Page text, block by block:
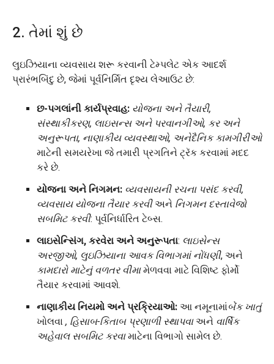
2. તેમાં શું છે
લુઇઝિયાના વ્યવસાય શરૂ કરવાની ટેમ્પલેટ એક આદર્શ
પ્રારંભબિંદુ છે, જેમાં પૂર્વનિર્મિત દૃશ્ય લેઆઉટ છે:
છ-પગલાંની કાર્યપ્રવાહ: યોજના અને તૈયારી,
સંસ્થાકીકરણ, લાઇસન્સ અને પરવાનગીઓ, કર અને
અનુરૂપતા, નાણાકીય વ્યવસ્થાઓ, અનેદૈનિક કામગીરીઓ
માટેની સમયરેખા જે તમારી પ્રગતિને ટ્રૅક કરવામાં મદદ
કરે છે.
યોજના અને નિગમન: વ્યવસાયની રચના પસંદ કરવી,
વ્યવસાય યોજના તૈયાર કરવીઅને નિગમન દસ્તાવેજો
સબમિટ કરવી: પૂર્વનિર્ધારિત ટેબ્સ.
લાઇસેન્સિંગ, કરવેરા અને અનુરૂપતા: લાઇસેન્સ
અરજીઓ, લુઇઝિયાના આવક વિભાગમાં નોંધણી, અને
કામદારો માટેનું વળતર વીમામેળવવા માટે વિશિષ્ટ ફોર્મો
તૈયાર કરવામાં આવશે.
નાણાકીય નિયમો અને પ્રક્રિયાઓ: આ નમૂનામાંબેંક ખાતું
ખોલવા , હિસાબ-કિતાબ પ્રણાળી સ્થાપવાઅને વાર્ષિક
અહેવાલ સબમિટ કરવામાટેના વિભાગો સામેલ છે.